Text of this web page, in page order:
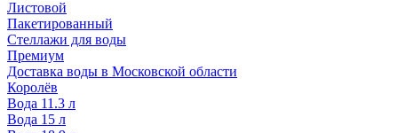
Листовой
Пакетированный
Стеллажи для воды
Премиум
Доставка воды в Московской области
Королёв
Вода 11.3 л
Вода 15 л